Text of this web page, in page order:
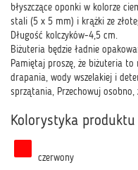
błyszczące oponki w kolorze
stali (5 x 5 mm) i krążki ze
Długość kolczyków-4,5 cm.
Biżuteria będzie ładnie
Pamiętaj proszę, że biżuteria to
drapania, wody wszelakiej i
sprzątania, Przechowuj
Kolorystyka produktu
czerwony